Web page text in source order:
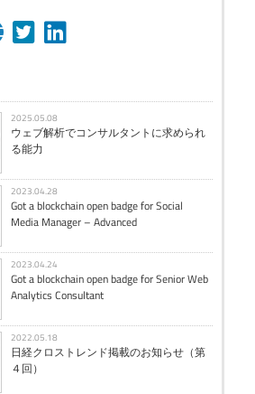
2025.05.08
ウェブ解析でコンサルタントに求められ
る能力
2023.04.28
Got a blockchain open badge for Social
Media Manager – Advanced
2023.04.24
Got a blockchain open badge for Senior Web
Analytics Consultant
2022.05.18
日経クロストレンド掲載のお知らせ（第
４回）